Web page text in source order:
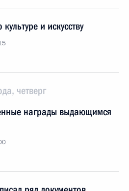
и искусству
четверг
награды выдающимся